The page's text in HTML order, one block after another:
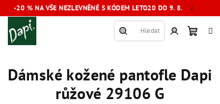
Přejít
na
-20 % NA VŠE NEZLEVNĚNÉ S KÓDEM LETO20 DO 9. 8.
Hledat
košík
Dámské kožené pantofle Dapi
růžové 29106 G